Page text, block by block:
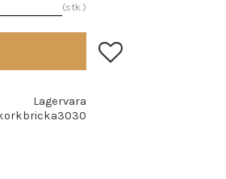
stk.
Lagre som favoritt
Lagervara